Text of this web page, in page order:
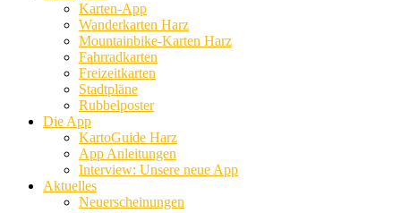
Karten-App
Wanderkarten Harz
Mountainbike-Karten Harz
Fahrradkarten
Freizeitkarten
Stadtpläne
Rubbelposter
Die App
KartoGuide Harz
App Anleitungen
Interview: Unsere neue App
Aktuelles
Neuerscheinungen